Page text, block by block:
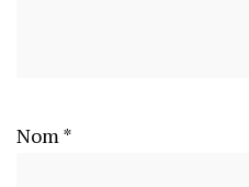
Nom *